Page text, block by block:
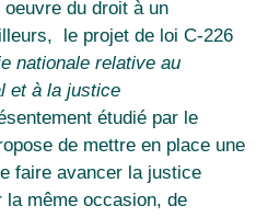
du droit à un
le projet de loi C-226
nationale relative au
et à la justice
étudié par le
de mettre en place une
faire avancer la justice
la même occasion, de